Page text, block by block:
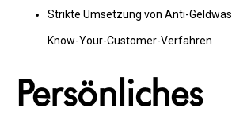
Strikte Umsetzung von Anti-
Know-Your-Customer-Verfahren
Persönliches